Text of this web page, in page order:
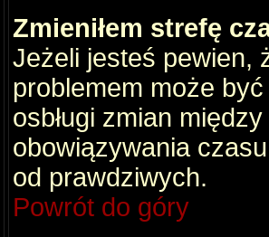
Zmieniłem strefę
Jeżeli jesteś pewien,
problemem może
osbługi zmian
obowiązywania
od prawdziwych.
Powrót do góry